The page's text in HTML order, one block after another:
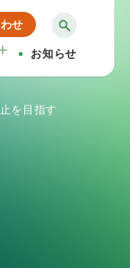
お知らせ
せ
を目指す